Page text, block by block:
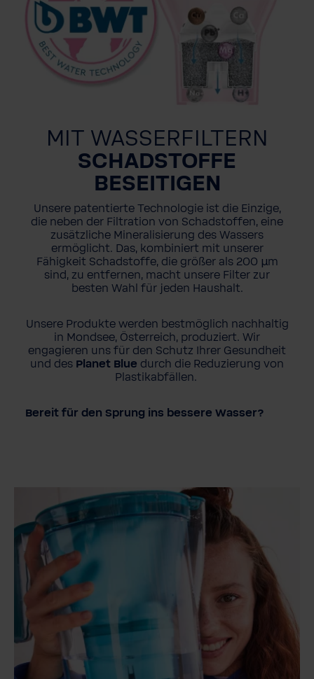
MIT WASSERFILTERN
SCHADSTOFFE
BESEITIGEN
Unsere patentierte Technologie ist die Einzige,
die neben der Filtration von Schadstoffen, eine
zusätzliche Mineralisierung des Wassers
ermöglicht. Das, kombiniert mit unserer
Fähigkeit Schadstoffe, die größer als 200 µm
sind, zu entfernen, macht unsere Filter zur
besten Wahl für jeden Haushalt.
Unsere Produkte werden bestmöglich nachhaltig
in Mondsee, Österreich, produziert. Wir
engagieren uns für den Schutz Ihrer Gesundheit
und des Planet Blue durch die Reduzierung von
Plastikabfällen.
Bereit für den Sprung ins bessere Wasser?